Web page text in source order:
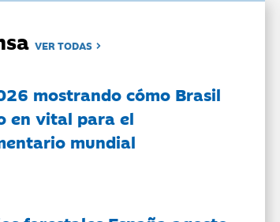
VER TODAS
mostrando cómo Brasil
en vital para el
mundial